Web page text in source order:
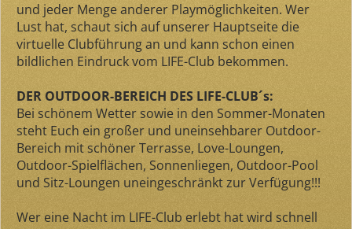
und jeder Menge anderer Playmöglichkeiten. Wer
Lust hat, schaut sich auf unserer Hauptseite die
virtuelle Clubführung an und kann schon einen
bildlichen Eindruck vom LIFE-Club bekommen.
DER OUTDOOR-BEREICH DES LIFE-CLUB´s:
Bei schönem Wetter sowie in den Sommer-Monaten
steht Euch ein großer und uneinsehbarer Outdoor-
Bereich mit schöner Terrasse, Love-Loungen,
Outdoor-Spielflächen, Sonnenliegen, Outdoor-Pool
und Sitz-Loungen uneingeschränkt zur Verfügung!!!
Wer eine Nacht im LIFE-Club erlebt hat wird schnell